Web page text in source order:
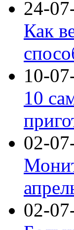
24-
Как
10-
10
02-
02-